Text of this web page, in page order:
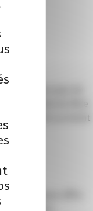
est à deux pas de
de Nice
participants arrivent
le Campus offre